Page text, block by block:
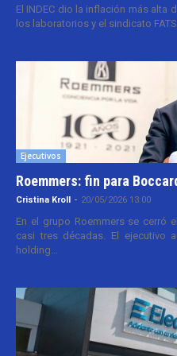
El INDEC dio la inflación más alta
los laboratorios y el sindicato
Ejecutivos
Roemmers: fin para
Cristina Kroll - 20/05/2026 13:00
En el grupo Roemmers se cerró
casi tres décadas. El ejecutivo
holding...